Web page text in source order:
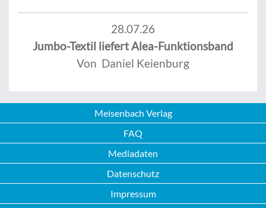
28.07.26
Jumbo-Textil liefert Alea-Funktionsband
Von Daniel Keienburg
Meisenbach Verlag
FAQ
Mediadaten
Datenschutz
Impressum